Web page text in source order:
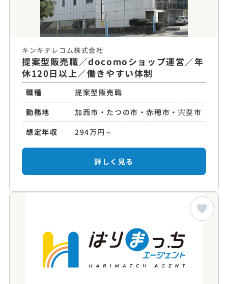
キンキテレコム株式会社
提案型販売職／docomoショップ運営／年
休120日以上／働きやすい体制
職種
提案型販売職
勤務地
加西市・たつの市・赤穂市・宍粟市
想定年収
294万円～
詳しく見る